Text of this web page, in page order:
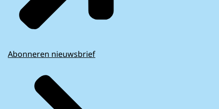
Abonneren nieuwsbrief